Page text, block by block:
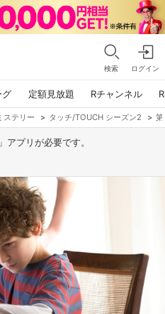
検索 ログイン
グ 定額見放題 Rチャンネル
ステリー > タッチ/TOUCH シーズン2 >
アプリが必要です。